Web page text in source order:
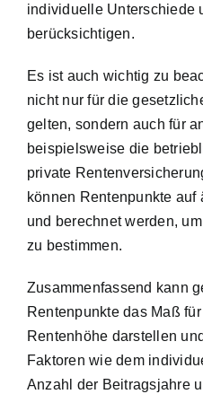
individuelle Unterschiede
berücksichtigen.
Es ist auch wichtig zu
nicht nur für die
gelten, sondern auch für
beispielsweise die
private
können Rentenpunkte
und berechnet werden,
zu bestimmen.
Zusammenfassend kann
Rentenpunkte das Maß
Rentenhöhe darstellen
Faktoren wie dem
Anzahl der Beitragsjahre